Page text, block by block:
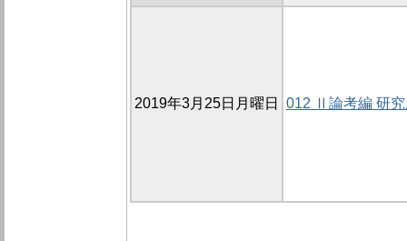
2019年3月25日月曜日 012 Ⅱ論考編 研究